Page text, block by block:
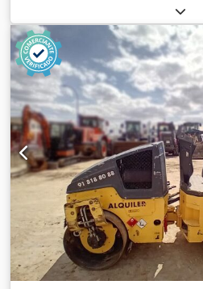
2021 Peso en vacío: 16.000 kg
230 x 299 cm Tipo de motor:
Ubicación: Sagunto (Valencia)
usado, de hombre sentado
Sqhiefx Apdef BW216 D5 . Se
ruedas y un solo tambor de 16
compactador se adapta sin
trabajo, proporcionando
apisonamiento líderes del sector
medianas, en trabajos de
de transporte como carreteras o
El rodillo compactador de
de 15.990 kg. y una anchura de
de tambor: 2.130 mm Diámetro
Capacidad de depósito: 250 l